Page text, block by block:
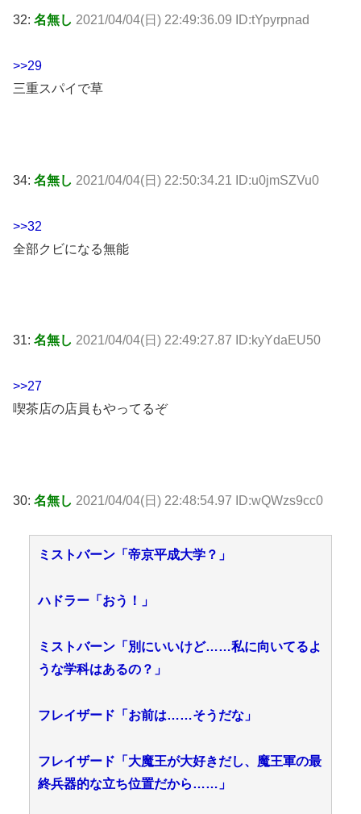
32: 名無し 2021/04/04(日) 22:49:36.09 ID:tYpyrpnad
>>29
三重スパイで草
34: 名無し 2021/04/04(日) 22:50:34.21 ID:u0jmSZVu0
>>32
全部クビになる無能
31: 名無し 2021/04/04(日) 22:49:27.87 ID:kyYdaEU50
>>27
喫茶店の店員もやってるぞ
30: 名無し 2021/04/04(日) 22:48:54.97 ID:wQWzs9cc0
ミストバーン「帝京平成大学？」
ハドラー「おう！」
ミストバーン「別にいいけど……私に向いてるよ
うな学科はあるの？」
フレイザード「お前は……そうだな」
フレイザード「大魔王が大好きだし、魔王軍の最
終兵器的な立ち位置だから……」